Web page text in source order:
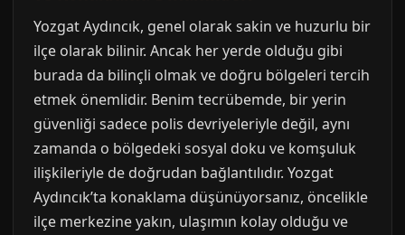
Yozgat Aydıncık, genel olarak sakin ve huzurlu bir
ilçe olarak bilinir. Ancak her yerde olduğu gibi
burada da bilinçli olmak ve doğru bölgeleri tercih
etmek önemlidir. Benim tecrübemde, bir yerin
güvenliği sadece polis devriyeleriyle değil, aynı
zamanda o bölgedeki sosyal doku ve komşuluk
ilişkileriyle de doğrudan bağlantılıdır. Yozgat
Aydıncık’ta konaklama düşünüyorsanız, öncelikle
ilçe merkezine yakın, ulaşımın kolay olduğu ve